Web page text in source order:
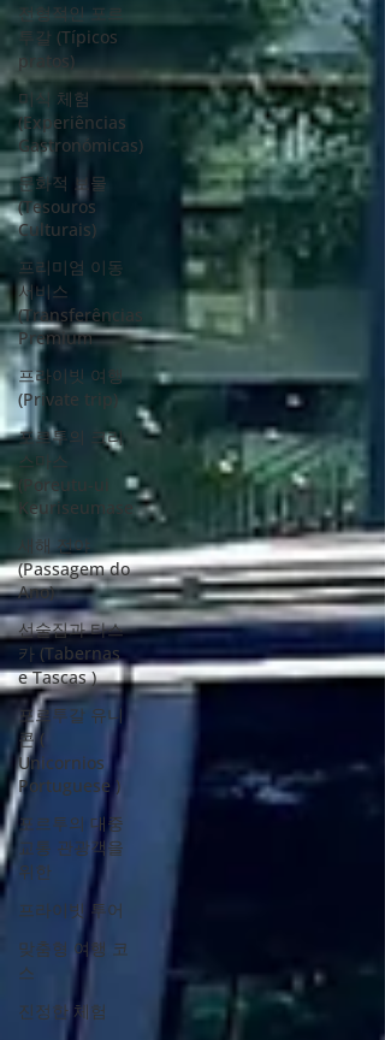
전형적인 포르
투갈 (Típicos
pratos)
미식 체험
(Experiências
Gastronómicas)
문화적 보물
(Tesouros
Culturais)
프리미엄 이동
서비스
(Transferências
Premium
프라이빗 여행
(Private trip)
포르투의 크리
스마스
(Poreutu-ui
Keuriseumase
새해 전야
(Passagem do
Ano)
선술집과 타스
카 (Tabernas
e Tascas )
포르투갈 유니
콘 (
Unicornios
Portuguese )
포르투의 대중
교통 관광객을
위한
프라이빗 투어
맞춤형 여행 코
스
진정한 체험